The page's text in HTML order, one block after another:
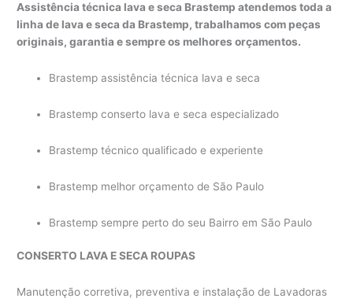
Assistência técnica lava e seca Brastemp atendemos toda a
linha de lava e seca da Brastemp, trabalhamos com peças
originais, garantia e sempre os melhores orçamentos.
Brastemp assistência técnica lava e seca
Brastemp conserto lava e seca especializado
Brastemp técnico qualificado e experiente
Brastemp melhor orçamento de São Paulo
Brastemp sempre perto do seu Bairro em São Paulo
CONSERTO LAVA E SECA ROUPAS
Manutenção corretiva, preventiva e instalação de Lavadoras